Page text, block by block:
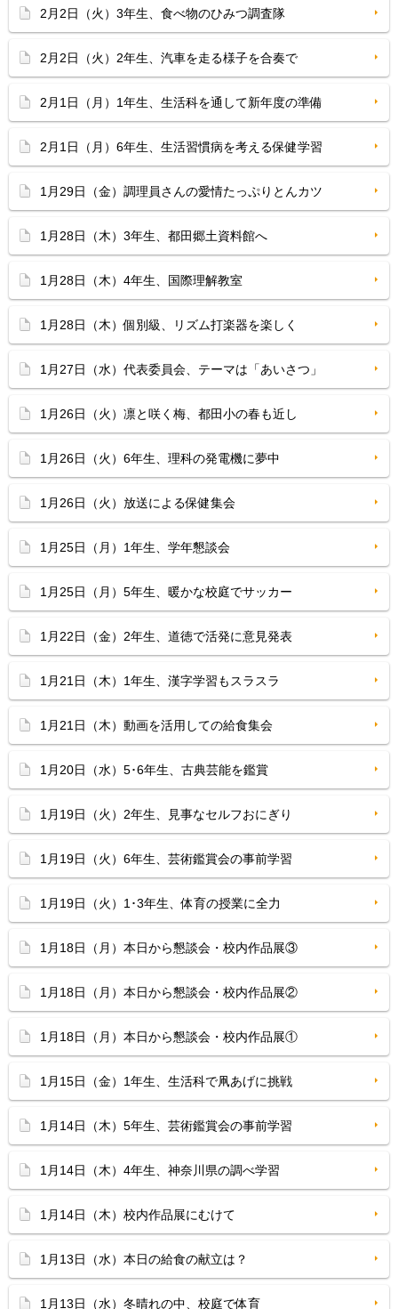
2月2日（火）3年生、食べ物のひみつ調査隊
2月2日（火）2年生、汽車を走る様子を合奏で
2月1日（月）1年生、生活科を通して新年度の準備
2月1日（月）6年生、生活習慣病を考える保健学習
1月29日（金）調理員さんの愛情たっぷりとんカツ
1月28日（木）3年生、都田郷土資料館へ
1月28日（木）4年生、国際理解教室
1月28日（木）個別級、リズム打楽器を楽しく
1月27日（水）代表委員会、テーマは「あいさつ」
1月26日（火）凛と咲く梅、都田小の春も近し
1月26日（火）6年生、理科の発電機に夢中
1月26日（火）放送による保健集会
1月25日（月）1年生、学年懇談会
1月25日（月）5年生、暖かな校庭でサッカー
1月22日（金）2年生、道徳で活発に意見発表
1月21日（木）1年生、漢字学習もスラスラ
1月21日（木）動画を活用しての給食集会
1月20日（水）5･6年生、古典芸能を鑑賞
1月19日（火）2年生、見事なセルフおにぎり
1月19日（火）6年生、芸術鑑賞会の事前学習
1月19日（火）1･3年生、体育の授業に全力
1月18日（月）本日から懇談会・校内作品展③
1月18日（月）本日から懇談会・校内作品展②
1月18日（月）本日から懇談会・校内作品展①
1月15日（金）1年生、生活科で凧あげに挑戦
1月14日（木）5年生、芸術鑑賞会の事前学習
1月14日（木）4年生、神奈川県の調べ学習
1月14日（木）校内作品展にむけて
1月13日（水）本日の給食の献立は？
1月13日（水）冬晴れの中、校庭で体育